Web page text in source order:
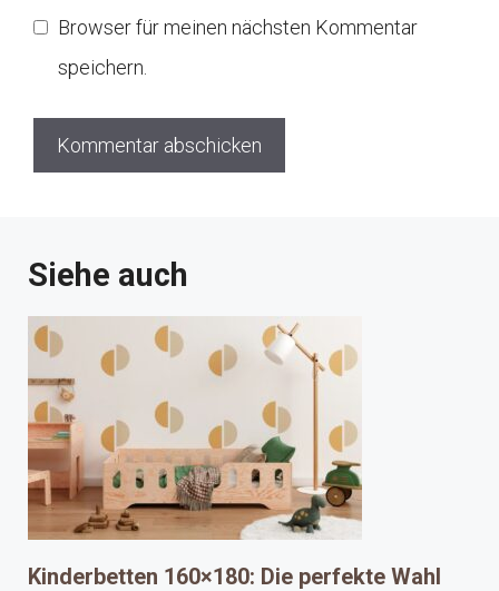
Browser für meinen nächsten Kommentar
speichern.
Siehe auch
Kinderbetten 160×180: Die perfekte Wahl